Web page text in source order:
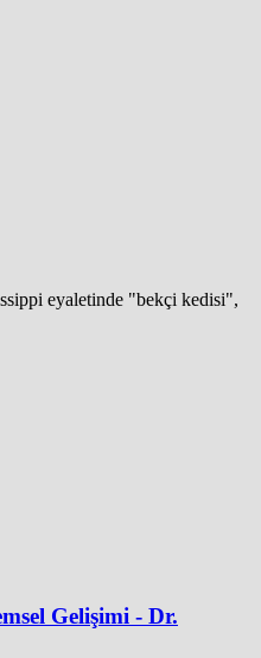
eyaletinde "bekçi kedisi",
Gelişimi - Dr.